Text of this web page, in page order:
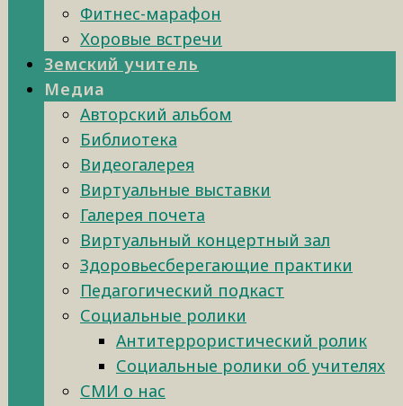
Фитнес-марафон
Хоровые встречи
Земский учитель
Медиа
Авторский альбом
Библиотека
Видеогалерея
Виртуальные выставки
Галерея почета
Виртуальный концертный зал
Здоровьесберегающие практики
Педагогический подкаст
Социальные ролики
Антитеррористический ролик
Социальные ролики об учителях
СМИ о нас